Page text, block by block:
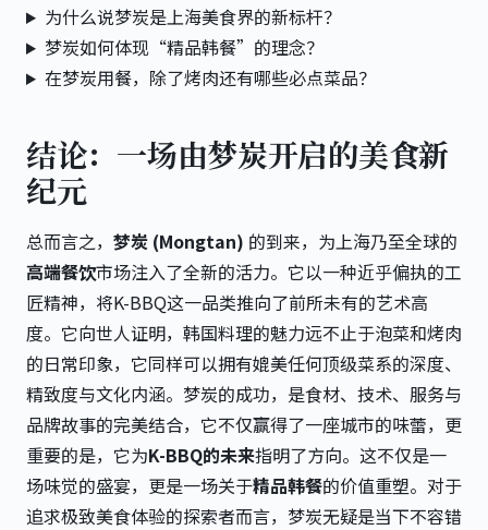
为什么说梦炭是上海美食界的新标杆？
梦炭如何体现“精品韩餐”的理念？
在梦炭用餐，除了烤肉还有哪些必点菜品？
结论：一场由梦炭开启的美食新
纪元
总而言之， 梦炭 (Mongtan) 的到来，为上海乃至全球的
高端餐饮市场注入了全新的活力。它以一种近乎偏执的工
匠精神，将K-BBQ这一品类推向了前所未有的艺术高
度。它向世人证明，韩国料理的魅力远不止于泡菜和烤肉
的日常印象，它同样可以拥有媲美任何顶级菜系的深度、
精致度与文化内涵。梦炭的成功，是食材、技术、服务与
品牌故事的完美结合，它不仅赢得了一座城市的味蕾，更
重要的是，它为K-BBQ的未来指明了方向。这不仅是一
场味觉的盛宴，更是一场关于精品韩餐的价值重塑。对于
追求极致美食体验的探索者而言，梦炭无疑是当下不容错